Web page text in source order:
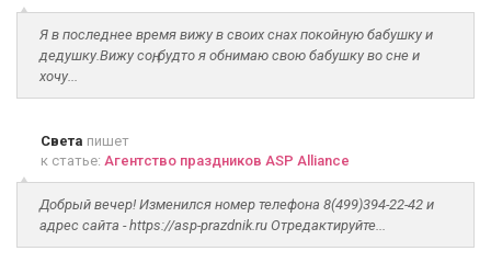
Я в последнее время вижу в своих снах покойную бабушку и
дедушку.Вижу соң, будто я обнимаю свою бабушку во сне и
хочу...
Света пишет
к статье: Агентство праздников ASP Alliance
Добрый вечер! Изменился номер телефона 8(499)394-22-42 и
адрес сайта - https://asp-prazdnik.ru Отредактируйте...